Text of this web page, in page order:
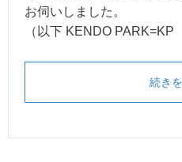
お伺いしました。
（以下 KENDO
続き